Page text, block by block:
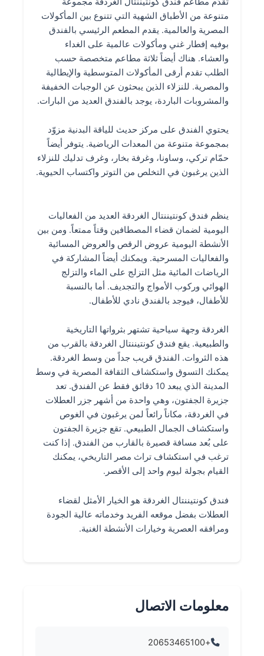
متنوعة من الأطباق الشهية التي تتنوع بين المأكولات
المصرية والعالمية. يقدم المطعم الرئيسي بالفندق
بوفيه إفطار غني ومأكولات عالمية على الغداء
والعشاء. هناك أيضاً ثلاثة مطاعم متخصصة حسب
الطلب تقدم أرقى المأكولات المتوسطية والإيطالية
والمصرية. للنزلاء الذين يبحثون عن الوجبات الخفيفة
والمشروبات الباردة، يوجد بالفندق العديد من البارات.
يحتوي الفندق على مركز حديث للياقة البدنية مزوّد
بمجموعة متنوعة من المعدات الرياضية. يتوفر أيضاً
حمّام تركي، وساونا، وغرفة بخار، وغرف تدليك للنزلاء
الذين يرغبون في التخلص من التوتر واكتساب الحيوية.
ينظم فندق كونتيننتال الغردقة العديد من الفعاليات
اليومية لضمان قضاء المصطافين وقتاً ممتعاً. ومن بين
الأنشطة اليومية عروض الرقص والعروض المسائية
والفعاليات المسرحية. ويمكنك أيضاً المشاركة في
الرياضات المائية مثل التزلج على الماء والتزلج
الهوائي وركوب الأمواج والتجديف. أما بالنسبة
للأطفال، فيوجد بالفندق نادي للأطفال.
الغردقة وجهة سياحية تشتهر بثرواتها التاريخية
والطبيعية. يقع فندق كونتيننتال الغردقة بالقرب من
هذه الثروات. الفندق قريب جداً من وسط الغردقة.
يمكنك التسوق واستكشاف الثقافة المصرية في وسط
المدينة الذي يبعد 10 دقائق فقط عن الفندق. تعد
جزيرة الجفتون، وهي واحدة من أشهر جزر العطلات
في الغردقة، مكاناً رائعاً لمن يرغبون في الغوص
واستكشاف الجمال الطبيعي. تقع جزيرة الجفتون
على بُعد مسافة قصيرة بالقارب من الفندق. إذا كنت
ترغب في استكشاف تراث مصر التاريخي، يمكنك
القيام بجولة ليوم واحد إلى الأقصر.
فندق كونتيننتال الغردقة هو الخيار الأمثل لقضاء
العطلات بفضل موقعه الفريد وخدماته عالية الجودة
ومرافقه العصرية وخيارات الأنشطة الغنية.
معلومات الاتصال
+20653465100